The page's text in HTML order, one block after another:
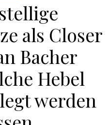
als Closer
Bacher
Hebel
werden